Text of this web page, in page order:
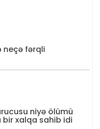
neçə fərqli
niyə ölümü
bir xalqa sahib idi